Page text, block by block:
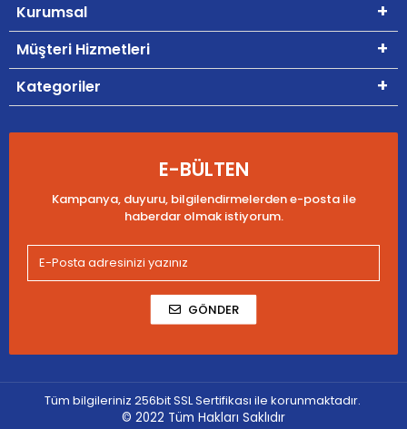
Kurumsal
Müşteri Hizmetleri
Kategoriler
E-BÜLTEN
Kampanya, duyuru, bilgilendirmelerden e-posta ile
haberdar olmak istiyorum.
GÖNDER
Tüm bilgileriniz 256bit SSL Sertifikası ile korunmaktadır.
© 2022 Tüm Hakları Saklıdır